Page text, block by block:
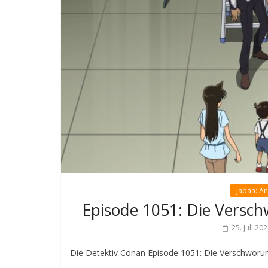
Japan:
Episode 1051: Die
25. Juli
Die Detektiv Conan Episode 1051: Die